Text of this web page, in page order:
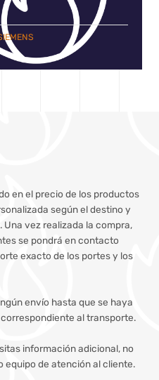
en el precio de los productos
según el destino y
vez realizada la compra,
se pondrá en contacto
exacto de los portes y los
envío hasta que se haya
al transporte.
información adicional, no
de atención al cliente.